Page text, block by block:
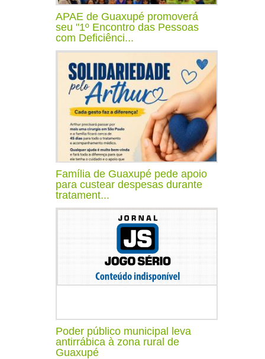
APAE de Guaxupé promoverá
seu "1º Encontro das Pessoas
com Deficiênci...
Família de Guaxupé pede apoio
para custear despesas durante
tratament...
Poder público municipal leva
antirrábica à zona rural de
Guaxupé